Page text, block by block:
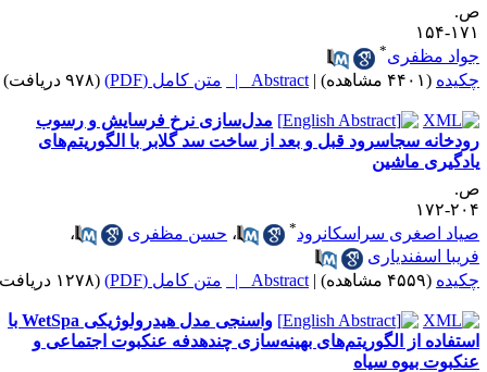
۱۵۴
مظفری
(۴۴۰۱ مشاهده) |
Abstract | متن کامل (PDF) (۹۷۸ دریافت)
مدل‌سازی نرخ فرسایش و رسوب
سجاسرود قبل و بعد از ساخت سد گلابر با الگوریتم‌های
ماشین
۱۷۲
اصغری سراسکانرود
،حسن مظفری
،
اسفندیاری
(۴۵۵۹ مشاهده) |
Abstract | متن کامل (PDF) (۱۲۷۸ دریافت)
واسنجی مدل هیدرولوژیکی WetSpa با
از الگوریتم‌های بهینه‌سازی چندهدفه عنکبوت اجتماعی و
بیوه سیاه